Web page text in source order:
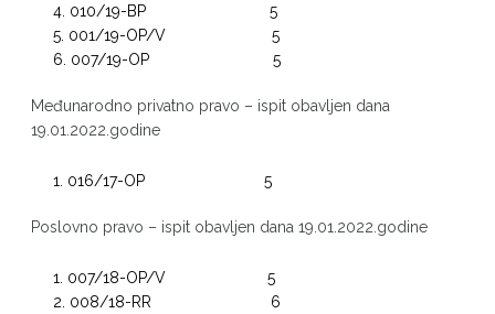
010/19-BP 5
001/19-OP/V 5
007/19-OP 5
Međunarodno privatno pravo – ispit obavljen dana
19.01.2022.godine
016/17-OP 5
Poslovno pravo – ispit obavljen dana 19.01.2022.godine
007/18-OP/V 5
008/18-RR 6